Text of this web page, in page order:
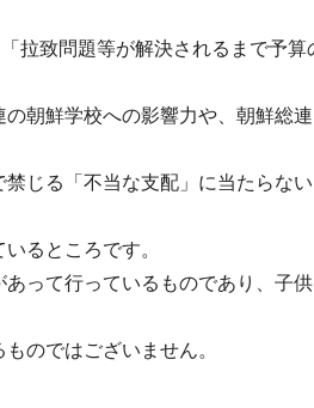
拉致問題等が解決されるまで予
朝鮮学校への影響力や、朝鮮総
じる「不当な支配」に当たらな
るところです。
って行っているものであり、子
のではございません。